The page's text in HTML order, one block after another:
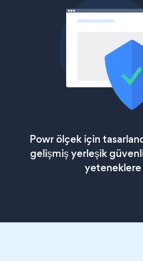
Powr ölçek için
gelişmiş yerleşik